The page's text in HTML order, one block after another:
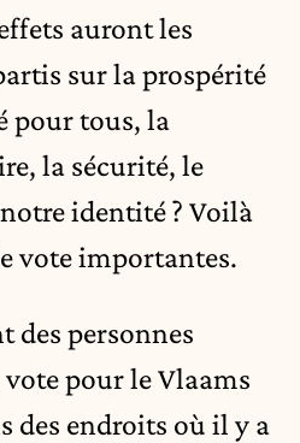
auront les
sur la prospérité
pour tous, la
la sécurité, le
identité ? Voilà
vote importantes.
des personnes
vote pour le Vlaams
des endroits où il y a